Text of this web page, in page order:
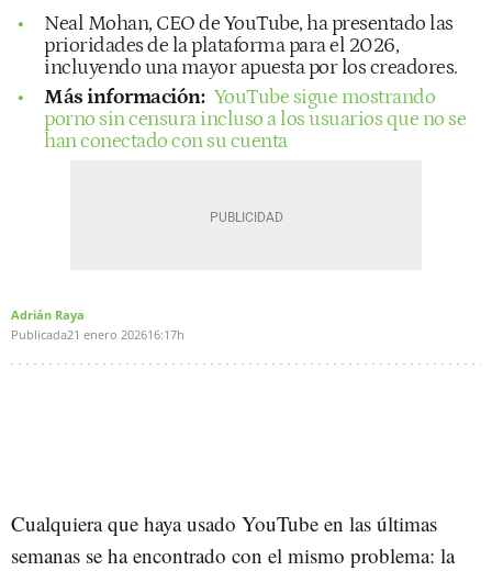
Neal Mohan, CEO de YouTube, ha presentado las
prioridades de la plataforma para el 2026,
incluyendo una mayor apuesta por los creadores.
Más información: YouTube sigue mostrando
porno sin censura incluso a los usuarios que no se
han conectado con su cuenta
Adrián Raya
Publicada21 enero 202616:17h
Cualquiera que haya usado YouTube en las últimas
semanas se ha encontrado con el mismo problema: la